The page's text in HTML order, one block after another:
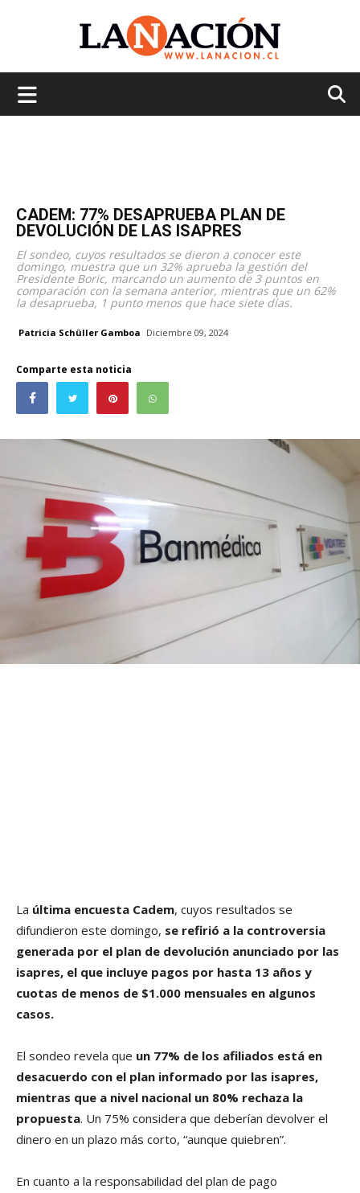
CADEM: 77% DESAPRUEBA PLAN DE
DEVOLUCIÓN DE LAS ISAPRES
El sondeo, cuyos resultados se dieron a conocer este
domingo, muestra que un 32% aprueba la gestión del
Presidente Boric, marcando un aumento de 3 puntos en
comparación con la semana anterior, mientras que un 62%
la desaprueba, 1 punto menos que hace siete días.
Patricia Schüller Gamboa Diciembre 09, 2024
Comparte esta noticia
La última encuesta Cadem, cuyos resultados se
difundieron este domingo, se refirió a la controversia
generada por el plan de devolución anunciado por las
isapres, el que incluye pagos por hasta 13 años y
cuotas de menos de $1.000 mensuales en algunos
casos.
El sondeo revela que un 77% de los afiliados está en
desacuerdo con el plan informado por las isapres,
mientras que a nivel nacional un 80% rechaza la
propuesta. Un 75% considera que deberían devolver el
dinero en un plazo más corto, “aunque quiebren”.
En cuanto a la responsabilidad del plan de pago